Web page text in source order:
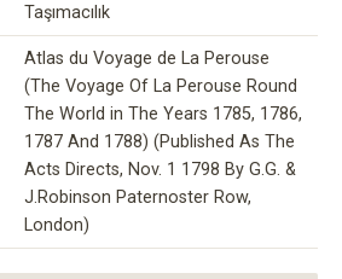
Taşımacılık
Atlas du Voyage de La Perouse
(The Voyage Of La Perouse Round
The World in The Years 1785, 1786,
1787 And 1788) (Published As The
Acts Directs, Nov. 1 1798 By G.G. &
J.Robinson Paternoster Row,
London)